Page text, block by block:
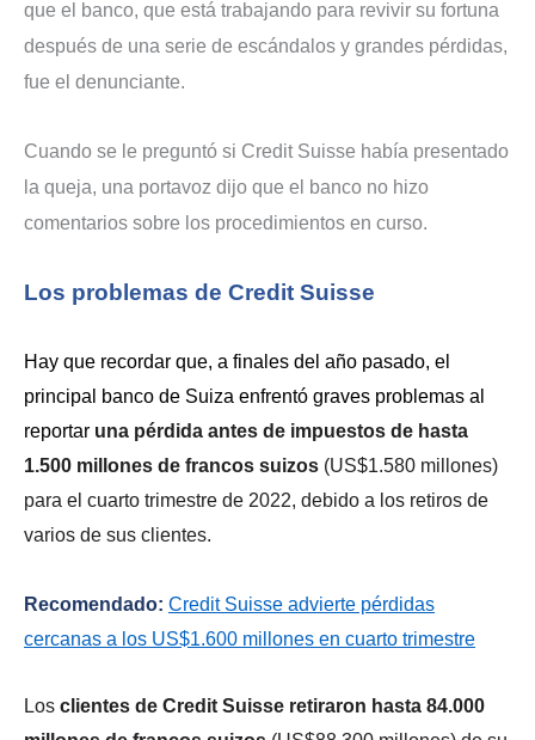
que el banco, que está trabajando para revivir su fortuna
después de una serie de escándalos y grandes pérdidas,
fue el denunciante.
Cuando se le preguntó si Credit Suisse había presentado
la queja, una portavoz dijo que el banco no hizo
comentarios sobre los procedimientos en curso.
Los problemas de Credit Suisse
Hay que recordar que, a finales del año pasado, el
principal banco de Suiza enfrentó graves problemas al
reportar una pérdida antes de impuestos de hasta
1.500 millones de francos suizos (US$1.580 millones)
para el cuarto trimestre de 2022, debido a los retiros de
varios de sus clientes.
Recomendado: Credit Suisse advierte pérdidas
cercanas a los US$1.600 millones en cuarto trimestre
Los clientes de Credit Suisse retiraron hasta 84.000